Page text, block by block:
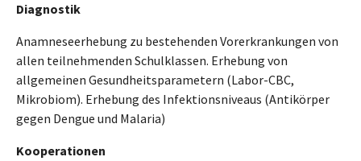
Diagnostik
Anamneseerhebung zu bestehenden Vorerkrankungen von
allen teilnehmenden Schulklassen. Erhebung von
allgemeinen Gesundheitsparametern (Labor-CBC,
Mikrobiom). Erhebung des Infektionsniveaus (Antikörper
gegen Dengue und Malaria)
Kooperationen